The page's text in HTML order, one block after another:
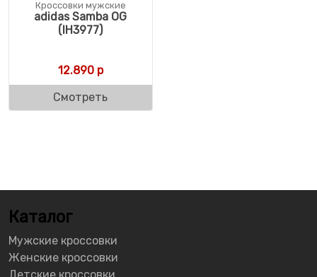
Кроссовки мужские
adidas Samba OG
(IH3977)
12.890р
Смотреть
Каталог
Мужские кроссовки
Женские кроссовки